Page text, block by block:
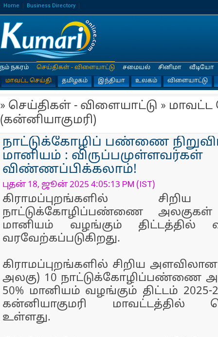
Home Business Directory
நம் நகரம்
செய்திகள் - விளையாட்டு
மாவட்ட செய்தி
தமிழகம் இந்தியா உலகம் விளையாட்டு
சமையல் சினிமா வீடியோ
» செய்திகள் - விளையாட்டு » மாவட்ட
(கன்னியாகுமரி)
நாட்டுக்கோழிப் பண்ணை நிறுவிட
மானியம் : விருப்பமுள்ளவர்கள்
விண்ணப்பிக்கலாம்!
புதன் 18, ஜூன் 2025 4:05:13 PM (IST)
கிராமப்புறங்களில்
நாட்டுக்கோழிப்பண்ணை அலகுகள்
மானியம் வழங்கும்
வரவேற்கப்படுகிறது.
கிராமப்புறங்களில் சிறிய
அலகு) 10 நாட்டுக்கோழிப்பண்ணை
50% மானியம் வழங்கும் திட்டம்
கன்னியாகுமரி மாவட்டத்தில்
உள்ளது.